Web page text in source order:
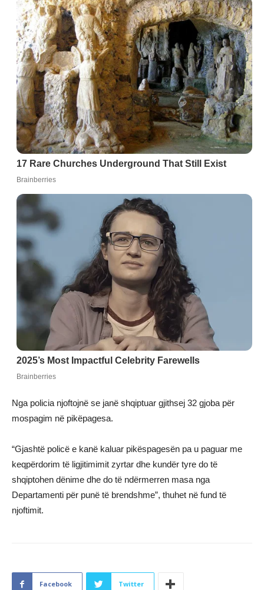
Nga policia njoftojnë se janë shqiptuar gjithsej 32 gjoba për
mospagim në pikëpagesa.
“Gjashtë policë e kanë kaluar pikëspagesën pa u paguar me
keqpërdorim të ligjitimimit zyrtar dhe kundër tyre do të
shqiptohen dënime dhe do të ndërmerren masa nga
Departamenti për punë të brendshme”, thuhet në fund të
njoftimit.
Facebook Twitter